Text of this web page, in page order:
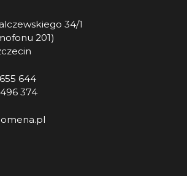
34/1
201)
644
374